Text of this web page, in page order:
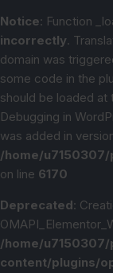
Notice: Function
incorrectly.
domain was
some code in the
should be loaded at
Debugging in
was added in
/home/
on line 6170
Deprecated:
/home/
content/plugins/